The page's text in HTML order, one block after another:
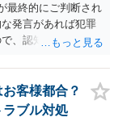
最終的にご判断され
発言があれば犯罪
、認知等につきお
客様都合？
ラブル対処